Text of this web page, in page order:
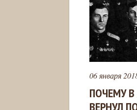
06 января
ПОЧЕМУ В
ВЕРНУЛ